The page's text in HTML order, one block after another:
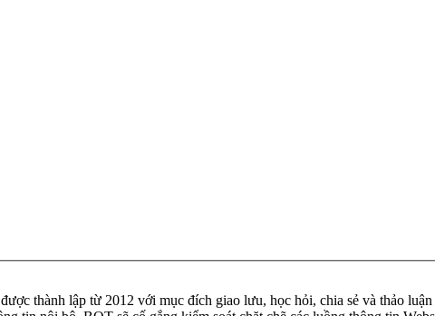
thành lập từ 2012 với mục đích giao lưu, học hỏi, chia sẻ và thảo